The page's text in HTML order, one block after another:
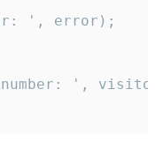
', error);
',